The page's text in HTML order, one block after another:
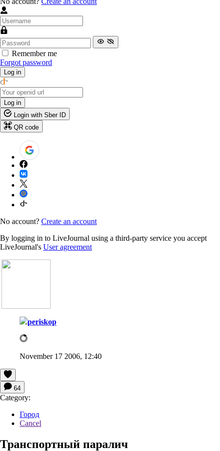
Remember me
Forgot password
Log in
Log in
Login with Sber ID
QR code
No account? Create an account
By logging in to LiveJournal using a third-party service you accept
LiveJournal's User agreement
periskop
November 17 2006, 12:40
64
Category:
Город
Cancel
Транспортный паралич